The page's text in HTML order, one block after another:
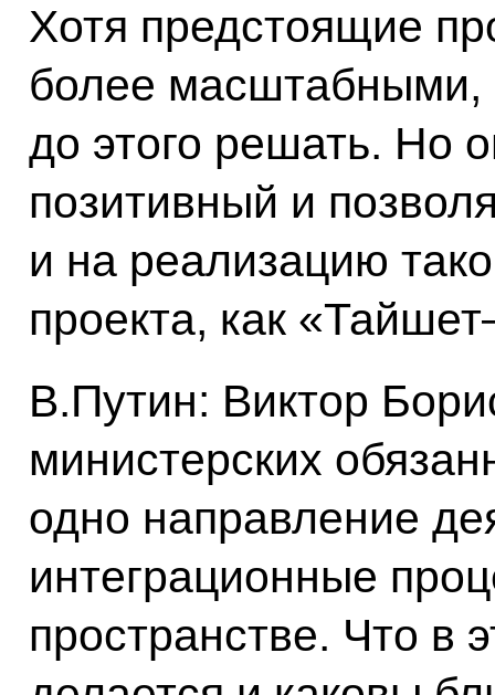
Хотя предстоящие
более масштабными,
до этого решать. Но
позитивный и
и на реализацию
проекта, как
В.Путин: Виктор
министерских
одно направление
интеграционные
пространстве. Что в